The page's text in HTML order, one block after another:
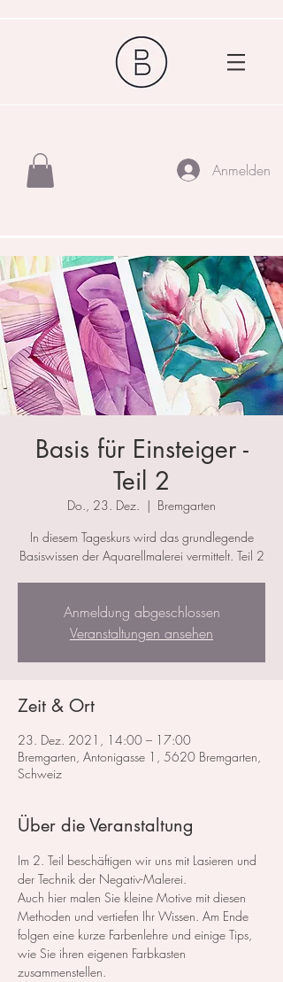
Anmelden
Basis für Einsteiger -
Teil 2
Do., 23. Dez.
  |
Bremgarten
In diesem Tageskurs wird das grundlegende
Basiswissen der Aquarellmalerei vermittelt. Teil 2
Anmeldung abgeschlossen
Veranstaltungen ansehen
Zeit & Ort
23. Dez. 2021, 14:00 – 17:00
Bremgarten, Antonigasse 1, 5620 Bremgarten,
Schweiz
Über die Veranstaltung
Im 2. Teil beschäftigen wir uns mit Lasieren und
der Technik der Negativ-Malerei.
Auch hier malen Sie kleine Motive mit diesen
Methoden und vertiefen Ihr Wissen. Am Ende
folgen eine kurze Farbenlehre und einige Tips,
wie Sie ihren eigenen Farbkasten
zusammenstellen.